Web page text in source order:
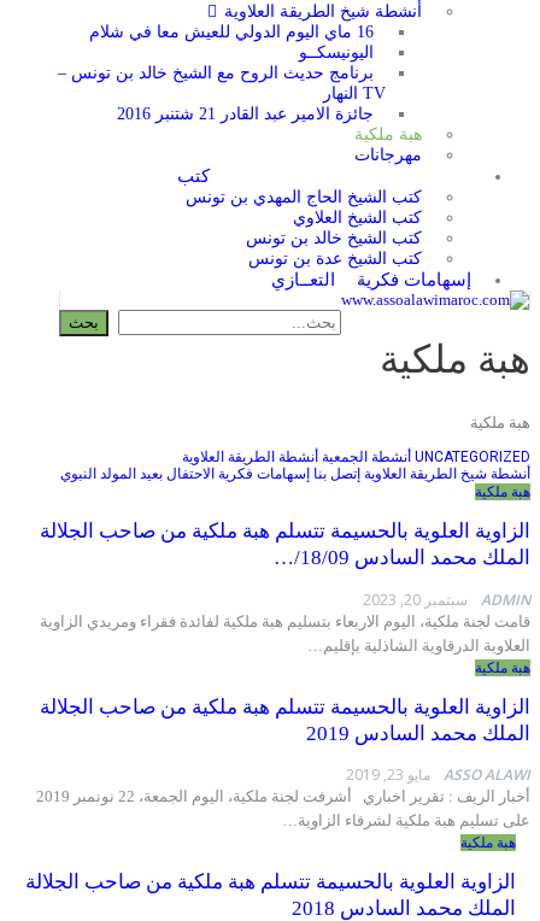
أنشطة شيخ الطريقة العلاوية
16 ماي اليوم الدولي للعيش معا في شلام
اليونيسكــو
برنامج حديث الروح مع الشيخ خالد بن تونس –
جائزة الامير عبد القادر 21 شتنبر 2016
هبة ملكية
مهرجانات
كتب الشيخ الحاج المهدي بن تونس
كتب الشيخ العلاوي
كتب الشيخ خالد بن تونس
كتب الشيخ عدة بن تونس
إسهامات فكرية التعــازي
ملكية
أنشطة الجمعية أنشطة الطريقة العلاوية
الطريقة العلاوية إتصل بنا إسهامات فكرية الاحتفال بعيد المولد النبوي
العلوية بالحسيمة تتسلم هبة ملكية من صاحب الجلالة
محمد السادس 18/09/…
سبتمبر 20, 2023
ملكية، اليوم الاربعاء بتسليم هبة ملكية لفائدة فقراء ومريدي الزاوية
الدرقاوية الشاذلية بإقليم…
العلوية بالحسيمة تتسلم هبة ملكية من صاحب الجلالة
محمد السادس 2019
ASSO مايو 23, 2019
أخبار الريف : تقرير اخباري أشرفت لجنة ملكية، اليوم الجمعة، 22 نونمبر 2019
هبة ملكية لشرفاء الزاوية…
العلوية بالحسيمة تتسلم هبة ملكية من صاحب الجلالة
محمد السادس 2018